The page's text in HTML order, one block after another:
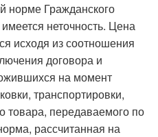
норме Гражданского
неточность. Цена
исходя из соотношения
договора и
на момент
транспортировки,
товара, передаваемого по
рассчитанная на